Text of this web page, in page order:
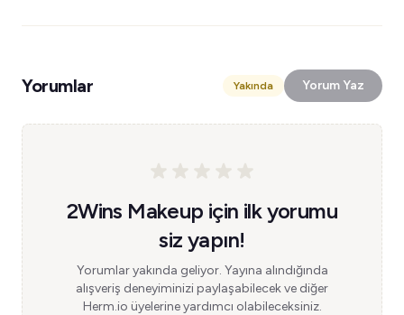
Yorumlar Yakında Yorum Yaz
2Wins Makeup için ilk yorumu
siz yapın!
Yorumlar yakında geliyor. Yayına alındığında
alışveriş deneyiminizi paylaşabilecek ve diğer
Herm.io üyelerine yardımcı olabileceksiniz.